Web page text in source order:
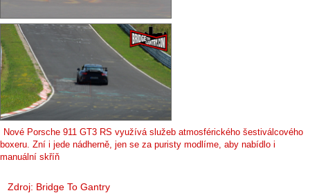
Nové Porsche 911 GT3 RS využívá služeb atmosférického šestiválcového
boxeru. Zní i jede nádherně, jen se za puristy modlíme, aby nabídlo i
manuální skříň
Zdroj: Bridge To Gantry